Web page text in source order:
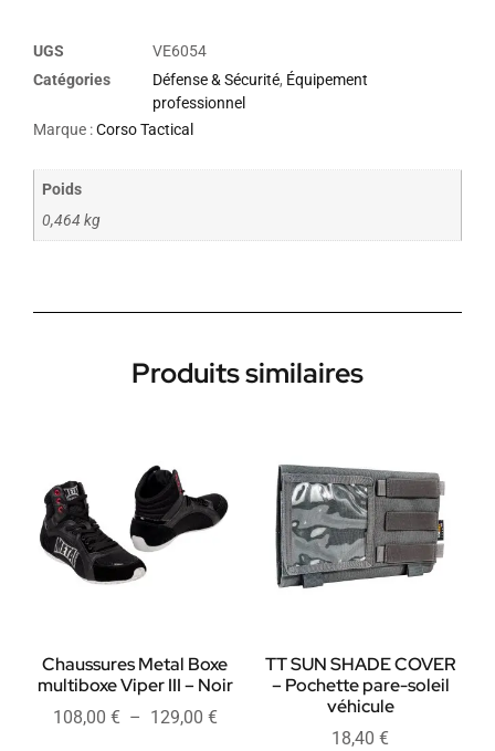
UGS
VE6054
Catégories
Défense & Sécurité, Équipement
professionnel
Marque :Corso Tactical
Poids
0,464 kg
Produits similaires
Chaussures Metal Boxe
multiboxe Viper III – Noir
108,00 € – 129,00 €
TT SUN SHADE COVER
– Pochette pare-soleil
véhicule
18,40 €